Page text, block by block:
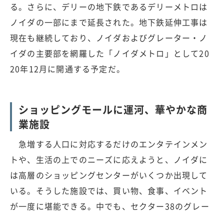
る。さらに、デリーの地下鉄であるデリーメトロは
ノイダの一部にまで延長された。地下鉄延伸工事は
現在も継続しており、ノイダおよびグレーター・ノ
イダの主要部を網羅した「ノイダメトロ」として20
20年12月に開通する予定だ。
ショッピングモールに運河、華やかな商
業施設
急増する人口に対応するだけのエンタテインメン
トや、生活の上でのニーズに応えようと、ノイダに
は高層のショッピングセンターがいくつか出現して
いる。そうした施設では、買い物、食事、イベント
が一度に堪能できる。中でも、セクター38のグレー